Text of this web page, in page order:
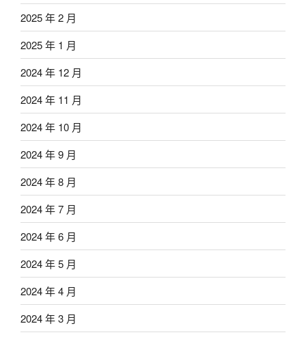
2025 年 2 月
2025 年 1 月
2024 年 12 月
2024 年 11 月
2024 年 10 月
2024 年 9 月
2024 年 8 月
2024 年 7 月
2024 年 6 月
2024 年 5 月
2024 年 4 月
2024 年 3 月